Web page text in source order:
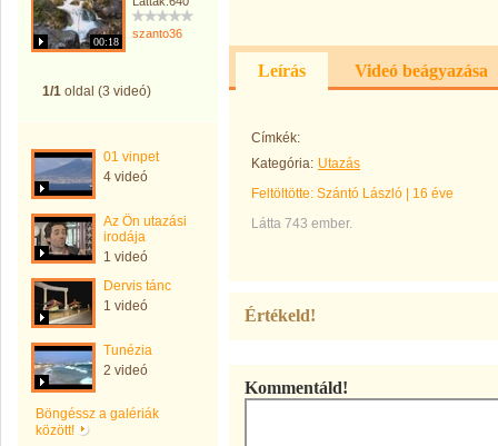
00:18
szanto36
1/1 oldal (3 videó)
01 vinpet
4 videó
Az Ön utazási
irodája
1 videó
Dervis tánc
1 videó
Tunézia
2 videó
Böngéssz a galériák
között!
Leírás Videó beágyazása
Címkék:
Kategória: Utazás
Feltöltötte: Szántó László
16 éve
Látta 743 ember.
Értékeld!
Kommentáld!